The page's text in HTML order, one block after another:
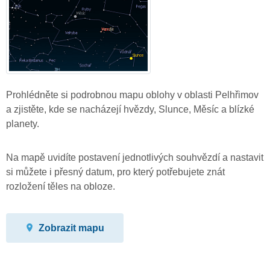
Prohlédněte si podrobnou mapu oblohy v oblasti Pelhřimov
a zjistěte, kde se nacházejí hvězdy, Slunce, Měsíc a blízké
planety.
Na mapě uvidíte postavení jednotlivých souhvězdí a nastavit
si můžete i přesný datum, pro který potřebujete znát
rozložení těles na obloze.
Zobrazit mapu